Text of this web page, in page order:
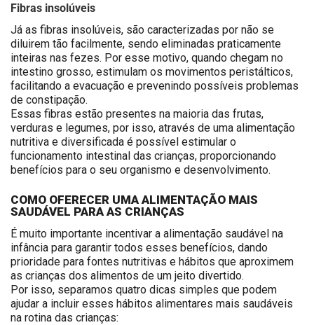
Fibras insolúveis
Já as fibras insolúveis, são caracterizadas por não se
diluirem tão facilmente, sendo eliminadas praticamente
inteiras nas fezes. Por esse motivo, quando chegam no
intestino grosso, estimulam os movimentos peristálticos,
facilitando a evacuação e prevenindo possíveis problemas
de constipação.
Essas fibras estão presentes na maioria das frutas,
verduras e legumes, por isso, através de uma alimentação
nutritiva e diversificada é possível estimular o
funcionamento intestinal das crianças, proporcionando
benefícios para o seu organismo e desenvolvimento.
COMO OFERECER UMA ALIMENTAÇÃO MAIS
SAUDÁVEL PARA AS CRIANÇAS
É muito importante incentivar a alimentação saudável na
infância para garantir todos esses benefícios, dando
prioridade para fontes nutritivas e hábitos que aproximem
as crianças dos alimentos de um jeito divertido.
Por isso, separamos quatro dicas simples que podem
ajudar a incluir esses hábitos alimentares mais saudáveis
na rotina das crianças: